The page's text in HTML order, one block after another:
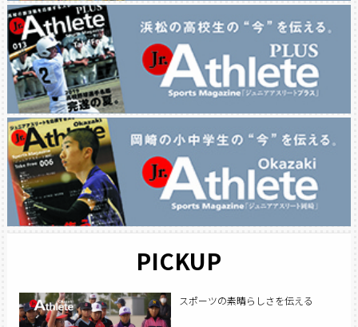
PICKUP
スポーツの素晴らしさを伝える